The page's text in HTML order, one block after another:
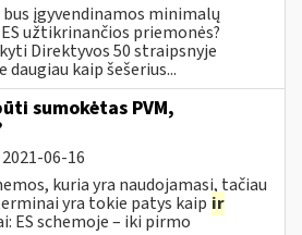
bus įgyvendinamos minimalų
užtikrinančios priemonės?
Direktyvos 50 straipsnyje
kaip šešerius...
sumokėtas PVM,
2021-06-16
kuria yra naudojamasi, tačiau
yra tokie patys kaip ir
ES schemoje – iki pirmo